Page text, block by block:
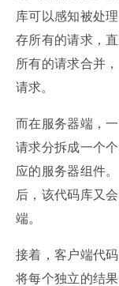
库可以感知被处
存所有的请求，
所有的请求合并
请求。
而在服务器端，
请求分拆成一个
应的服务器组件
后，该代码库又
端。
接着，客户端代
将每个独立的结